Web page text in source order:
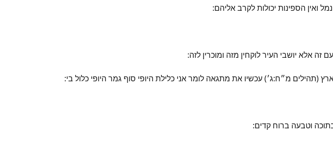
ואין הספינות יכולות לקרב אליהם:
אלא יושבי העיר לוקחין מזה ומוכרין לזה:
(תהילים מ״ח:ג׳) עכשיו את מתגאה לומר אני כלילת היופי סוף גמר היופי כלול בי:
וטבעה ברוח קדים: